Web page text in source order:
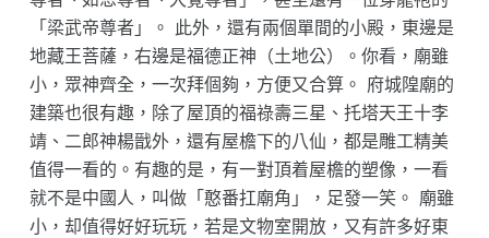
「梁武帝尊者」。 此外，還有兩個單間的小殿，東邊是
地藏王菩薩，右邊是福德正神（土地公）。你看，廟雖
小，眾神齊全，一次拜個夠，方便又合算。 府城隍廟的
建築也很有趣，除了屋頂的福祿壽三星、托塔天王十李
靖、二郎神楊戩外，還有屋檐下的八仙，都是雕工精美
值得一看的。有趣的是，有一對頂着屋檐的塑像，一看
就不是中國人，叫做「憨番扛廟角」，足發一笑。 廟雖
小，却值得好好玩玩，若是文物室開放，又有許多好東